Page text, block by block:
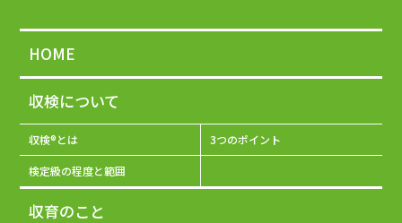
HOME
収検について
収検®とは 3つのポイント
検定級の程度と範囲
収育のこと